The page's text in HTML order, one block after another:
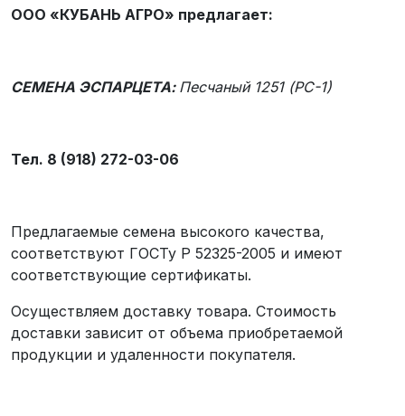
ООО «КУБАНЬ АГРО» предлагает:
СЕМЕНА ЭСПАРЦЕТА: Песчаный 1251 (РС-1)
Тел. 8 (918) 272-03-06
Предлагаемые семена высокого качества,
соответствуют ГОСТу Р 52325-2005 и имеют
соответствующие сертификаты.
Осуществляем доставку товара. Стоимость
доставки зависит от объема приобретаемой
продукции и удаленности покупателя.